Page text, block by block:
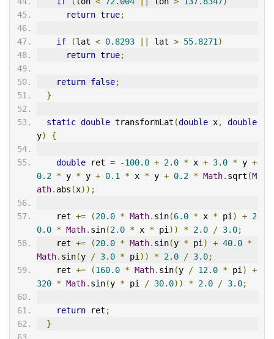
return true;
if (lat < 0.8293 lat > 55.8271 )
return true;
return false;
}
static double transformLat (double x,
double
y) {
double ret = -100.0 + 2.0 * x + 3.0 * y +
0.2 * y * y + 0.1 * x * y + 0.2 * Math. sqrt (M
ath. abs (x));
    ret
+= (20.0 * Math. sin(6.0 * x * pi ) + 2
0.0 * Math. sin(2.0 * x * pi )) * 2.0 / 3.0;
    ret
+= (20.0 * Math. sin(y * pi ) + 40.0 *
Math. sin(y / 3.0 * pi )) * 2.0 / 3.0;
    ret
+= (160.0 * Math. sin(y / 12.0 * pi )
+
320 * Math. sin(y * pi / 30.0)) * 2.0 / 3.0;
return ret ;
}